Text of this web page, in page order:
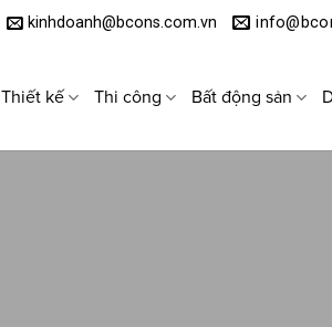
kinhdoanh@bcons.com.vn
Thiết kế Thi công Bất động sản